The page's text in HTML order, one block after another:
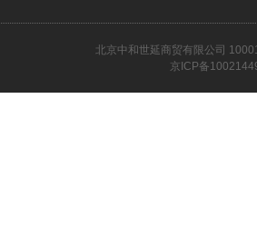
北京中和世延商贸有限公司
京ICP备